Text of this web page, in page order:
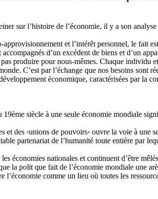
sur l’histoire de l’économie, il y a son
et l’intérêt personnel, le fait
d’un excédent de biens et d’un
produire pour nous-mêmes. Chaque individu
C’est par l’échange que nos besoins sont
économique, caractérisées par la
siècle à une seule économie mondiale
et des ‹unions de pouvoirs› ouvre la voie à une
partenariat de l’humanité toute entière par
économies nationales et continuent d’être
la polit que fait de l’économie mondiale une
l’économie comme un lieu où toutes les